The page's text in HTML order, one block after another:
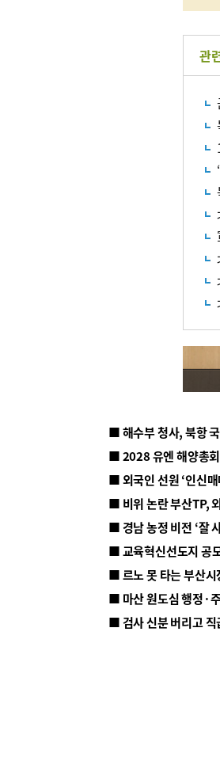
관
■ 해수부 청사, 북항
■ 2028 유엔 해양총회
■ 외국인 선원 ‘인신
■ 비위 논란 부산TP,
■ 르노 못 타는 부산
■ 마산 원도심 행정·